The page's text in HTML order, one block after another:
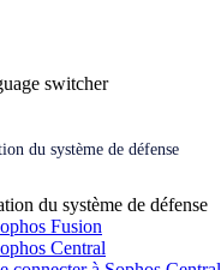
switcher
du système de défense
du système de défense
Fusion
Central